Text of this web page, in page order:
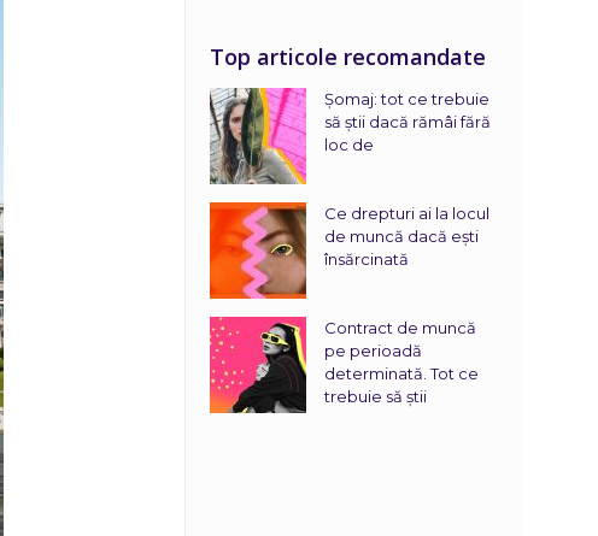
Top articole recomandate
Șomaj: tot ce trebuie
să știi dacă rămâi fără
loc de
Ce drepturi ai la locul
de muncă dacă ești
însărcinată
Contract de muncă
pe perioadă
determinată. Tot ce
trebuie să știi